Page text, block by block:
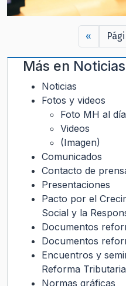
«
Más en
Noticias
Fotos y videos
Foto MH al día
Videos
(Imagen)
Comunicados
Contacto de
Presentaciones
Pacto por el
Social y la
Documentos
Documentos
Encuentros y
Reforma Tributaria
Normas gráficas